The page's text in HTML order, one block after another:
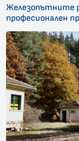
Железопътните
професионален